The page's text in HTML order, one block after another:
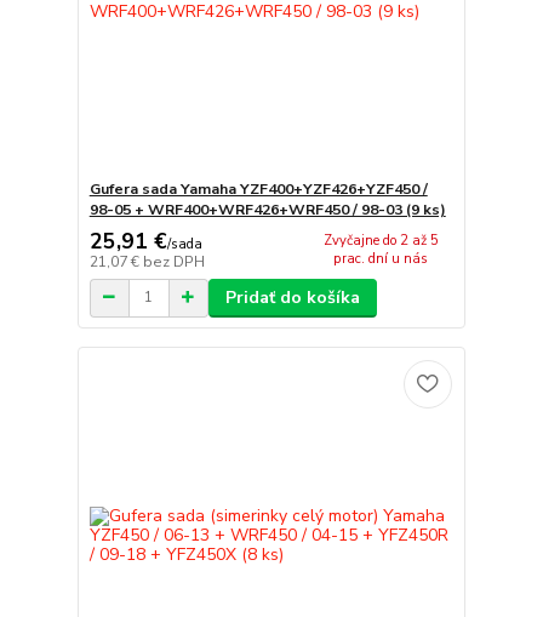
Gufera sada Yamaha YZF400+YZF426+YZF450 /
98-05 + WRF400+WRF426+WRF450 / 98-03 (9 ks)
25,91 €/sada
21,07 € bez DPH
Zvyčajne do 2 až 5
prac. dní u nás
Pridať do košíka